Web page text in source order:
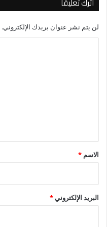
اترك تعليقاً
لن يتم نشر عنوان بريدك الإلكتروني.
*
الاسم *
البريد الإلكتروني*